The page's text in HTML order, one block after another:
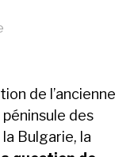
de l’ancienne
des
Bulgarie, la